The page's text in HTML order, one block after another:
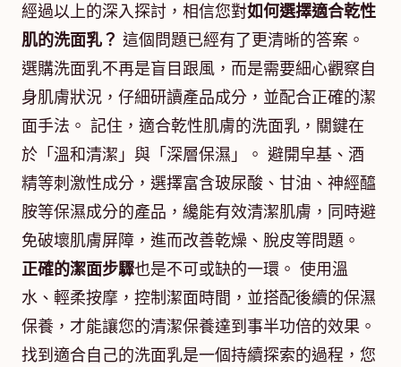
經過以上的深入探討，相信您對如何選擇適合乾性
肌的洗面乳？ 這個問題已經有了更清晰的答案。
選購洗面乳不再是盲目跟風，而是需要細心觀察自
身肌膚狀況，仔細研讀產品成分，並配合正確的潔
面手法。 記住，適合乾性肌膚的洗面乳，關鍵在
於「溫和清潔」與「深層保濕」。 避開皁基、酒
精等刺激性成分，選擇富含玻尿酸、甘油、神經醯
胺等保濕成分的產品，纔能有效清潔肌膚，同時避
免破壞肌膚屏障，進而改善乾燥、脫皮等問題。
正確的潔面步驟也是不可或缺的一環。 使用溫
水、輕柔按摩，控制潔面時間，並搭配後續的保濕
保養，才能讓您的清潔保養達到事半功倍的效果。
找到適合自己的洗面乳是一個持續探索的過程，您